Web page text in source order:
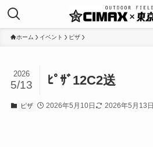
ホーム イベント ピザ
ﾋﾟｻﾞ12C2送
2026
5/13
ピザ 2026年5月10日 2026年5月13日